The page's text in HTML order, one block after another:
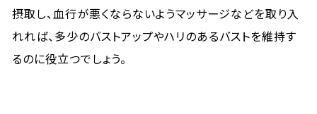
摂取し、血行が悪くならないようマッサージなどを取り入
れれば、多少のバストアップやハリのあるバストを維持す
るのに役立つでしょう。